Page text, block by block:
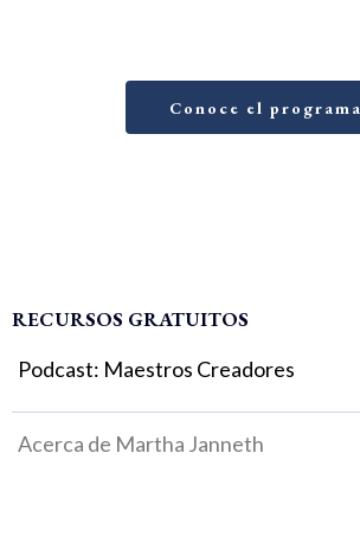
Conoce el programa
RECURSOS GRATUITOS
Podcast: Maestros Creadores
Acerca de Martha Janneth